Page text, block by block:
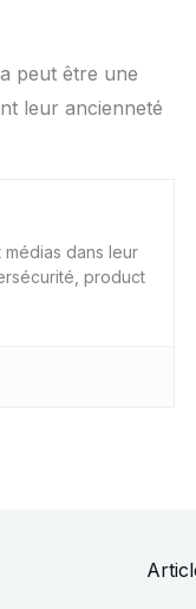
peut être une
leur ancienneté
médias dans leur
product